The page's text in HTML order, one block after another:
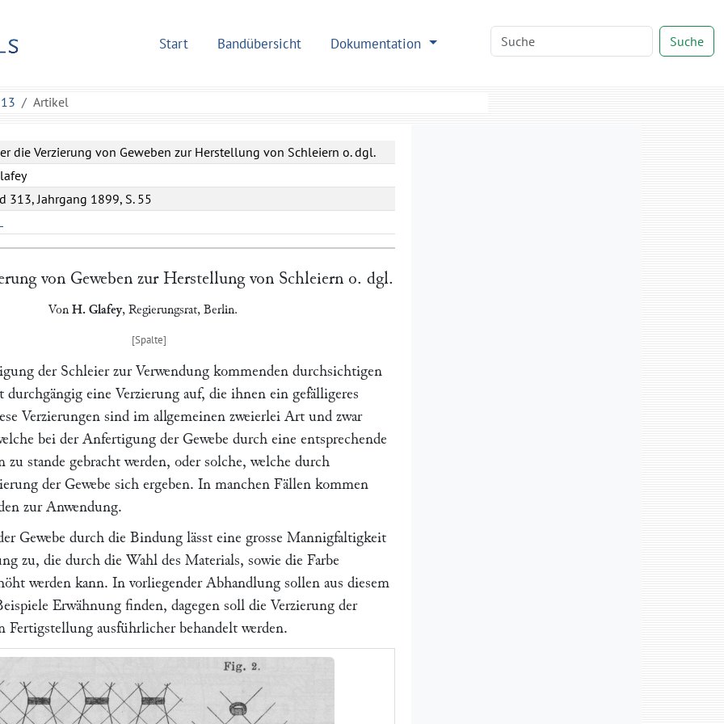
Start Bandübersicht Dokumentation Suche
Artikel
die Verzierung von Geweben zur Herstellung von Schleiern o. dgl.
313, Jahrgang 1899, S. 55
von Geweben zur Herstellung von Schleiern o. dgl.
Von H. Glafey, Regierungsrat, Berlin.
der Schleier zur Verwendung kommenden durchsichtigen
durchgängig eine Verzierung auf, die ihnen ein gefälligeres
Verzierungen sind im allgemeinen zweierlei Art und zwar
bei der Anfertigung der Gewebe durch eine entsprechende
zu stande gebracht werden, oder solche, welche durch
der Gewebe sich ergeben. In manchen Fällen kommen
zur Anwendung.
Gewebe durch die Bindung lässt eine grosse Mannigfaltigkeit
zu, die durch die Wahl des Materials, sowie die Farbe
werden kann. In vorliegender Abhandlung sollen aus diesem
Erwähnung finden, dagegen soll die Verzierung der
Fertigstellung ausführlicher behandelt werden.